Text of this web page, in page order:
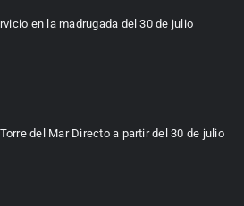
en la madrugada del 30 de julio
del Mar Directo a partir del 30 de julio